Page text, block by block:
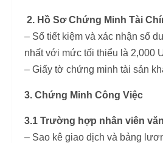
2. Hồ Sơ Chứng Minh Tài
– Sổ tiết kiệm và xác nhận số
nhất với mức tối thiểu là 2,000
– Giấy tờ chứng minh tài sản
3. Chứng Minh Công Việc
3.1 Trường hợp nhân viên
– Sao kê giao dịch và bảng